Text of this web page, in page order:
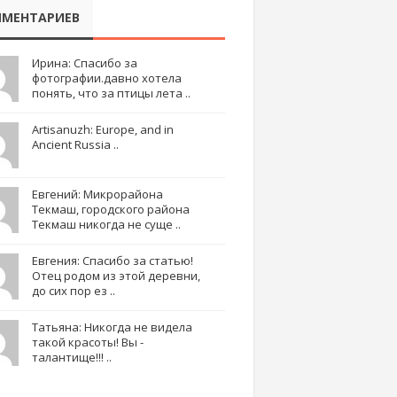
Ирина: Спасибо за
фотографии.давно хотела
понять, что за птицы лета ..
Artisanuzh: Europe, and in
Ancient Russia ..
Евгений: Микрорайона
Текмаш, городского района
Текмаш никогда не суще ..
Евгения: Спасибо за статью!
Отец родом из этой деревни,
до сих пор ез ..
Татьяна: Никогда не видела
такой красоты! Вы -
талантище!!! ..